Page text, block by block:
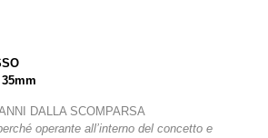
DALLA SCOMPARSA
operante all’interno del concetto e